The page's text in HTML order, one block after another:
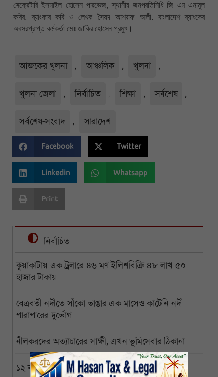
সেক্রেটারি ইসমাইল হোসেন পারভেজ, স্থানীয় জনপ্রতিনিধি জি এম এনামুল
কবির, ব্যাংকার কবি ও লেখক সৈয়দ আশরাফ আলী, বাংলাদেশ ব্যাংকের
অবসরপ্রাপ্ত কর্মকর্তা মোঃ জাকির হোসেন প্রমুখ।
আজকের খুলনা , আঞ্চলিক , খুলনা ,
খুলনা জেলা , নির্বাচিত , শিক্ষা , সর্বশেষ ,
সর্বশেষ-সংবাদ , সারাদেশ
Facebook Twitter
Linkedin Whatsapp
Print
নির্বাচিত
কুয়াকাটায় এক ট্রলারে ৪৬ মণ ইলিশবিক্রি ৪৮ লাখ ৫০
হাজার টাকায়
বেত্রবতী নদীতে সাঁকো ভাঙার এক মাসেও কাটেনি নদী
পারাপারের দুর্ভোগ
নীলকরদের অত্যাচারের সাক্ষী, এখন ভূমিসেবার ঠিকানা
১২ বছরেও চালু হয়নি পৌনে ২ কোটি টাকার পৌর ভবন